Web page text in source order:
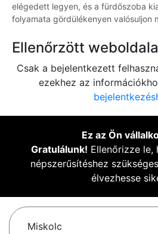
elégedett legyen, és a fürdőszoba
folyamata gördülékenyen valósuljon
Ellenőrzött
Csak a bejelentkezett
ezekhez az
Ez az Ön
Gratulálunk! Ellenőrizze le,
népszerűsítéshez
élvezhesse
Miskolc